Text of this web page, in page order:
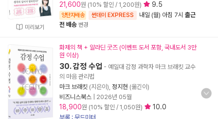
미리보기
21,600원 (10% 할인 / 1,200원) 9.5
양탄자배송 썬데이 EXPRESS 내일 (월) 아침 7시 출근
전 배송 변경
화제의 책 + 알라딘 굿즈 (이벤트 도서 포함, 국내도서 3만
원 이상)
30. 감정 수업 - 예일대 감정 과학자 마크 브래킷 교수
의 마음 관리법
마크 브래킷 (지은이), 정지현 (옮긴이)
비즈니스북스
2026년 05월
18,900원 (10% 할인 / 1,050원) 10.0
부록 : 무드미터